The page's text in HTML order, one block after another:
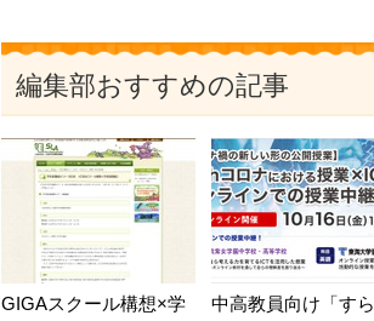
編集部おすすめの記事
GIGAスクール構想×学
中高教員向け「すら